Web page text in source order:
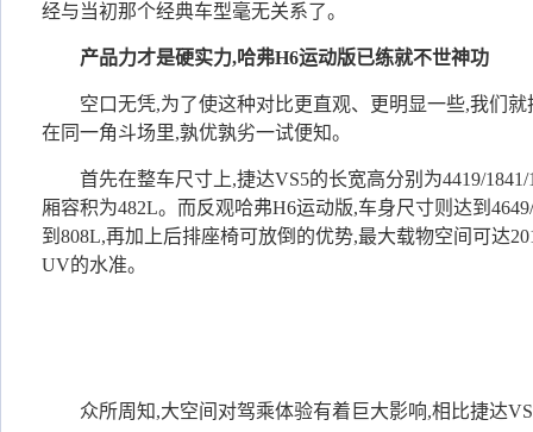
经与当初那个经典车型毫无关系了。
产品力才是硬实力,哈弗H6运动版已练就不世神功
空口无凭,为了使这种对比更直观、更明显一些,我们
在同一角斗场里,孰优孰劣一试便知。
首先在整车尺寸上,捷达VS5的长宽高分别为4419/1841/
厢容积为482L。而反观哈弗H6运动版,车身尺寸则达到
到808L,再加上后排座椅可放倒的优势,最大载物空间可达
UV的水准。
众所周知,大空间对驾乘体验有着巨大影响,相比捷达